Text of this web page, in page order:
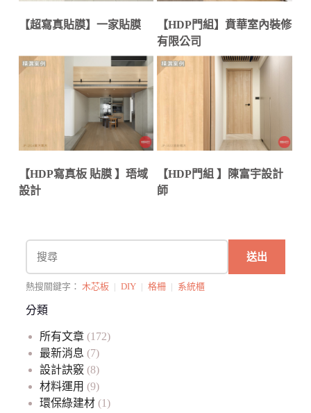
送出
熱搜關鍵字： 木芯板 | DIY | 格柵 | 系統櫃
分類
所有文章(172)
最新消息 (7)
設計訣竅(8)
材料運用 (9)
環保綠建材(1)
【超寫真貼膜】一家貼膜
【HDP門組】賁華室內裝修
有限公司
【HDP寫真板 貼膜 】珸域
設計
【HDP門組 】陳富宇設計
師